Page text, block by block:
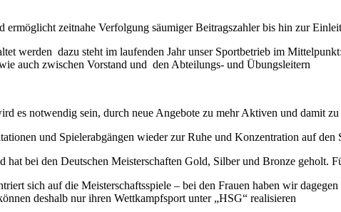
ermöglicht zeitnahe Verfolgung säumiger Beitragszahler bis hin zur
werden dazu steht im laufenden Jahr unser Sportbetrieb im
auch zwischen Vorstand und den Abteilungs- und Übungsleitern
es notwendig sein, durch neue Angebote zu mehr Aktiven und damit
und Spielerabgängen wieder zur Ruhe und Konzentration auf den
bei den Deutschen Meisterschaften Gold, Silber und Bronze geholt.
sich auf die Meisterschaftsspiele – bei den Frauen haben wir
deshalb nur ihren Wettkampfsport unter „HSG“ realisieren